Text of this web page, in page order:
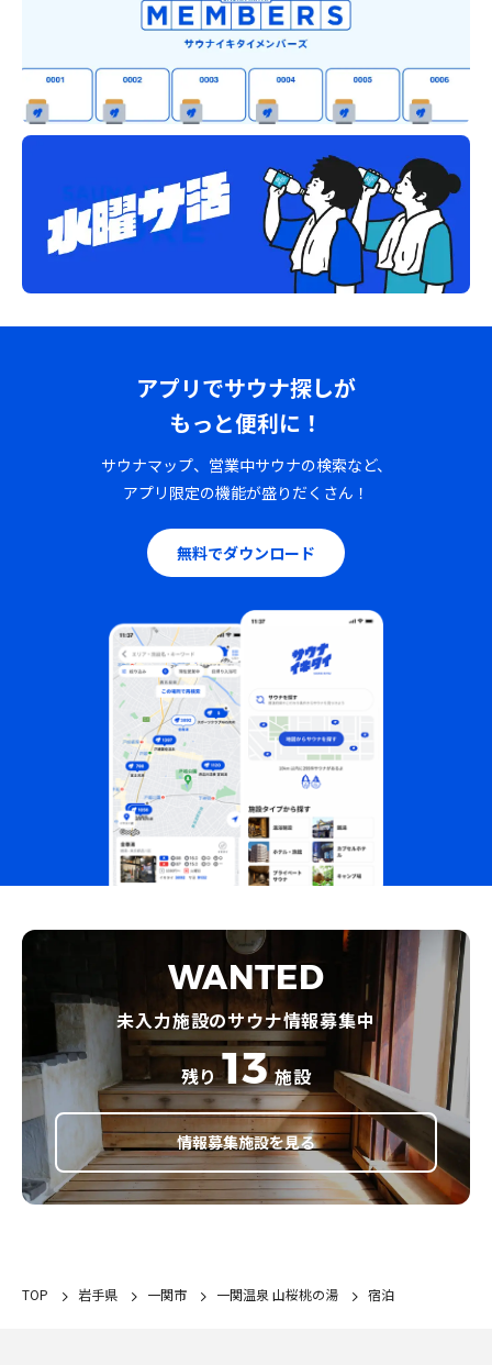
アプリでサウナ探しが
もっと便利に！
サウナマップ、営業中サウナの検索など、
アプリ限定の機能が盛りだくさん！
無料でダウンロード
WANTED
未入力施設のサウナ情報募集中
残り 13 施設
情報募集施設を見る
TOP 岩手県 一関市 一関温泉 山桜桃の湯 宿泊